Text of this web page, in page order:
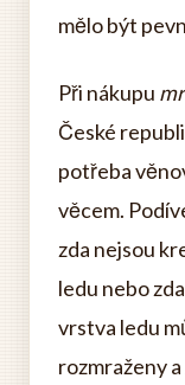
mělo být
Při nákupu
České
potřeba
věcem.
zda nejsou
ledu nebo
vrstva ledu
rozmraženy